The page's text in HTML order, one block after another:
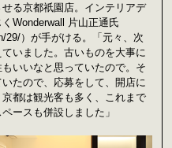
る京都祇園店。インテリアデ
Wonderwall 片山正通氏
29/）が手がける。「元々、次
いました。古いものを大事に
いいなと思っていたので。そ
たので、応募をして、開店に
都は観光客も多く、これまで
ースも併設しました」